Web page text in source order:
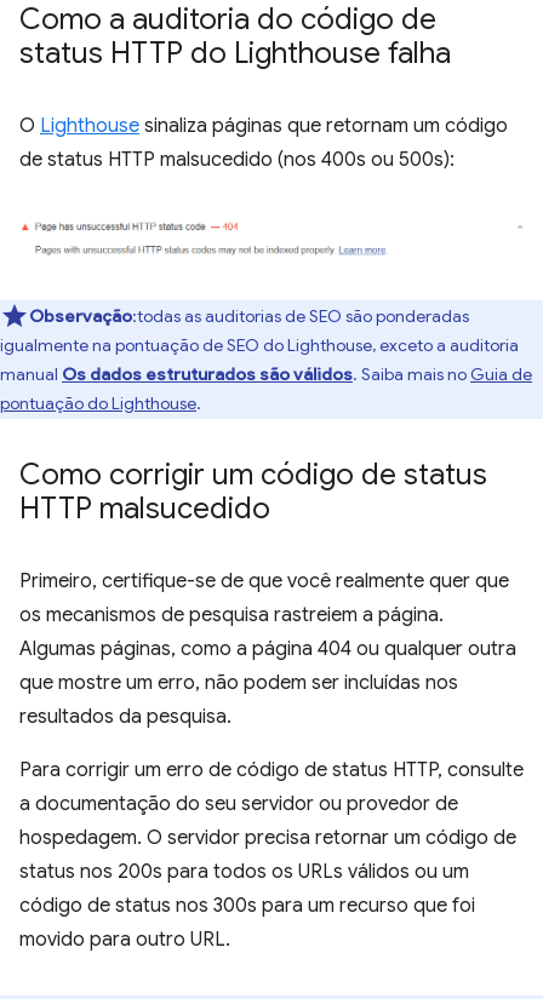
Como a auditoria do código de
status HTTP do Lighthouse falha
O Lighthouse sinaliza páginas que retornam um código
de status HTTP malsucedido (nos 400s ou 500s):
Observação:todas as auditorias de SEO são ponderadas
igualmente na pontuação de SEO do Lighthouse, exceto a auditoria
manual Os dados estruturados são válidos. Saiba mais no Guia de
pontuação do Lighthouse.
Como corrigir um código de status
HTTP malsucedido
Primeiro, certifique-se de que você realmente quer que
os mecanismos de pesquisa rastreiem a página.
Algumas páginas, como a página 404 ou qualquer outra
que mostre um erro, não podem ser incluídas nos
resultados da pesquisa.
Para corrigir um erro de código de status HTTP, consulte
a documentação do seu servidor ou provedor de
hospedagem. O servidor precisa retornar um código de
status nos 200s para todos os URLs válidos ou um
código de status nos 300s para um recurso que foi
movido para outro URL.